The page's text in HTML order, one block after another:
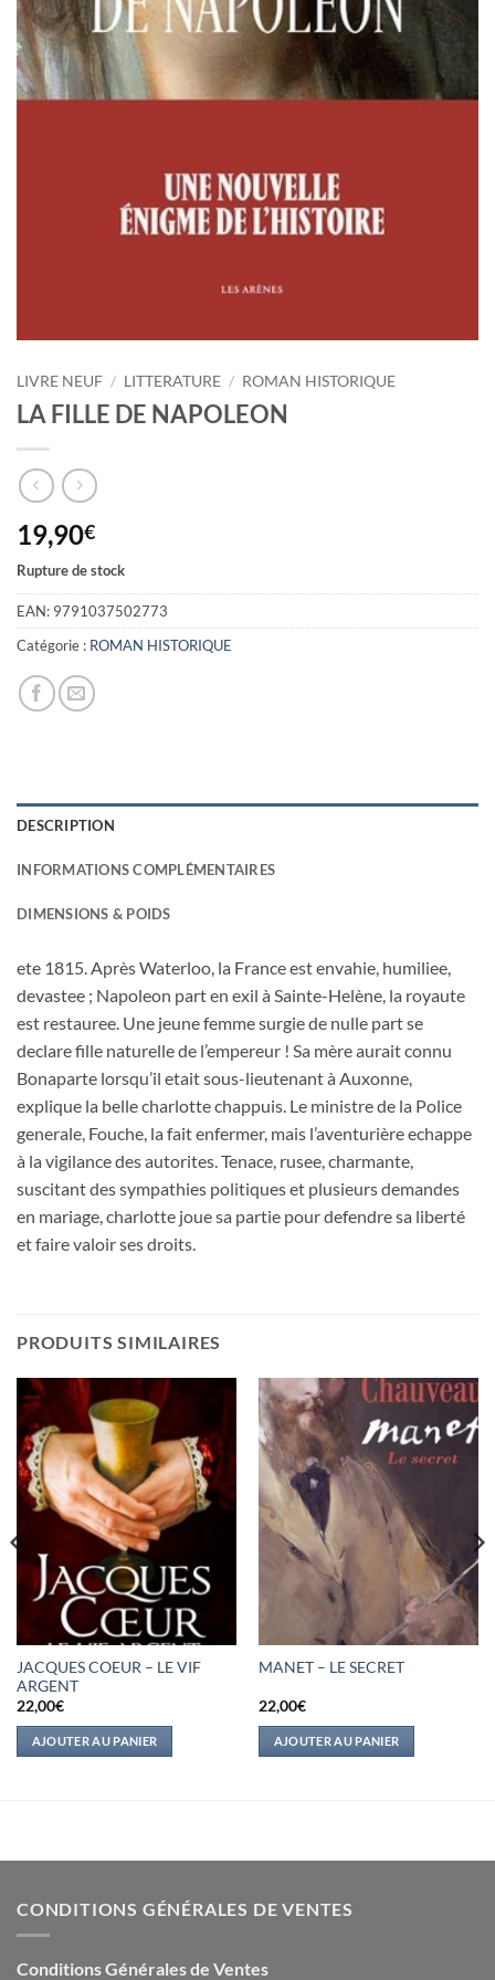
LIVRE NEUF / LITTERATURE / ROMAN HISTORIQUE
LA FILLE DE NAPOLEON
19,90€
Rupture de stock
EAN: 9791037502773
Catégorie : ROMAN HISTORIQUE
DESCRIPTION
INFORMATIONS COMPLÉMENTAIRES
DIMENSIONS & POIDS
ete 1815. Après Waterloo, la France est envahie, humiliee,
devastee ; Napoleon part en exil à Sainte-Helène, la royaute
est restauree. Une jeune femme surgie de nulle part se
declare fille naturelle de l’empereur ! Sa mère aurait connu
Bonaparte lorsqu’il etait sous-lieutenant à Auxonne,
explique la belle charlotte chappuis. Le ministre de la Police
generale, Fouche, la fait enfermer, mais l’aventurière echappe
à la vigilance des autorites. Tenace, rusee, charmante,
suscitant des sympathies politiques et plusieurs demandes
en mariage, charlotte joue sa partie pour defendre sa liberté
et faire valoir ses droits.
PRODUITS SIMILAIRES
JACQUES COEUR – LE VIF
ARGENT
22,00€
AJOUTER AU PANIER
MANET – LE SECRET
22,00€
AJOUTER AU PANIER
CONDITIONS GÉNÉRALES DE VENTES
Conditions Générales de Ventes